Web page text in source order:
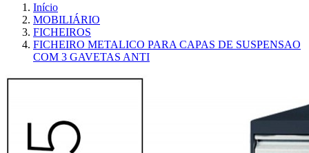
Início
MOBILIÁRIO
FICHEIROS
FICHEIRO METALICO PARA CAPAS DE SUSPENSAO
COM 3 GAVETAS ANTI